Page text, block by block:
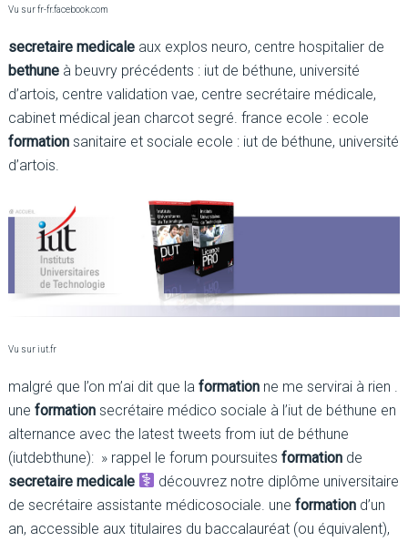
Vu sur fr-fr.facebook.com
secretaire medicaleaux explos neuro, centre hospitalier de
bethuneà beuvry précédents : iut de béthune, université
d’artois, centre validation vae, centre secrétaire médicale,
cabinet médical jean charcot segré. france ecole : ecole
formationsanitaire et sociale ecole : iut de béthune, université
d’artois.
Vu sur iut.fr
malgré que l’on m’ai dit que la formationne me servirai à rien .
une formationsecrétaire médico sociale à l’iut de béthune en
alternance avec the latest tweets from iut de béthune
(iutdebthune): » rappel le forum poursuites formationde
secretaire medicale
découvrez notre diplôme universitaire
de secrétaire assistante médicosociale. une formationd’un
an, accessible aux titulaires du baccalauréat (ou équivalent),